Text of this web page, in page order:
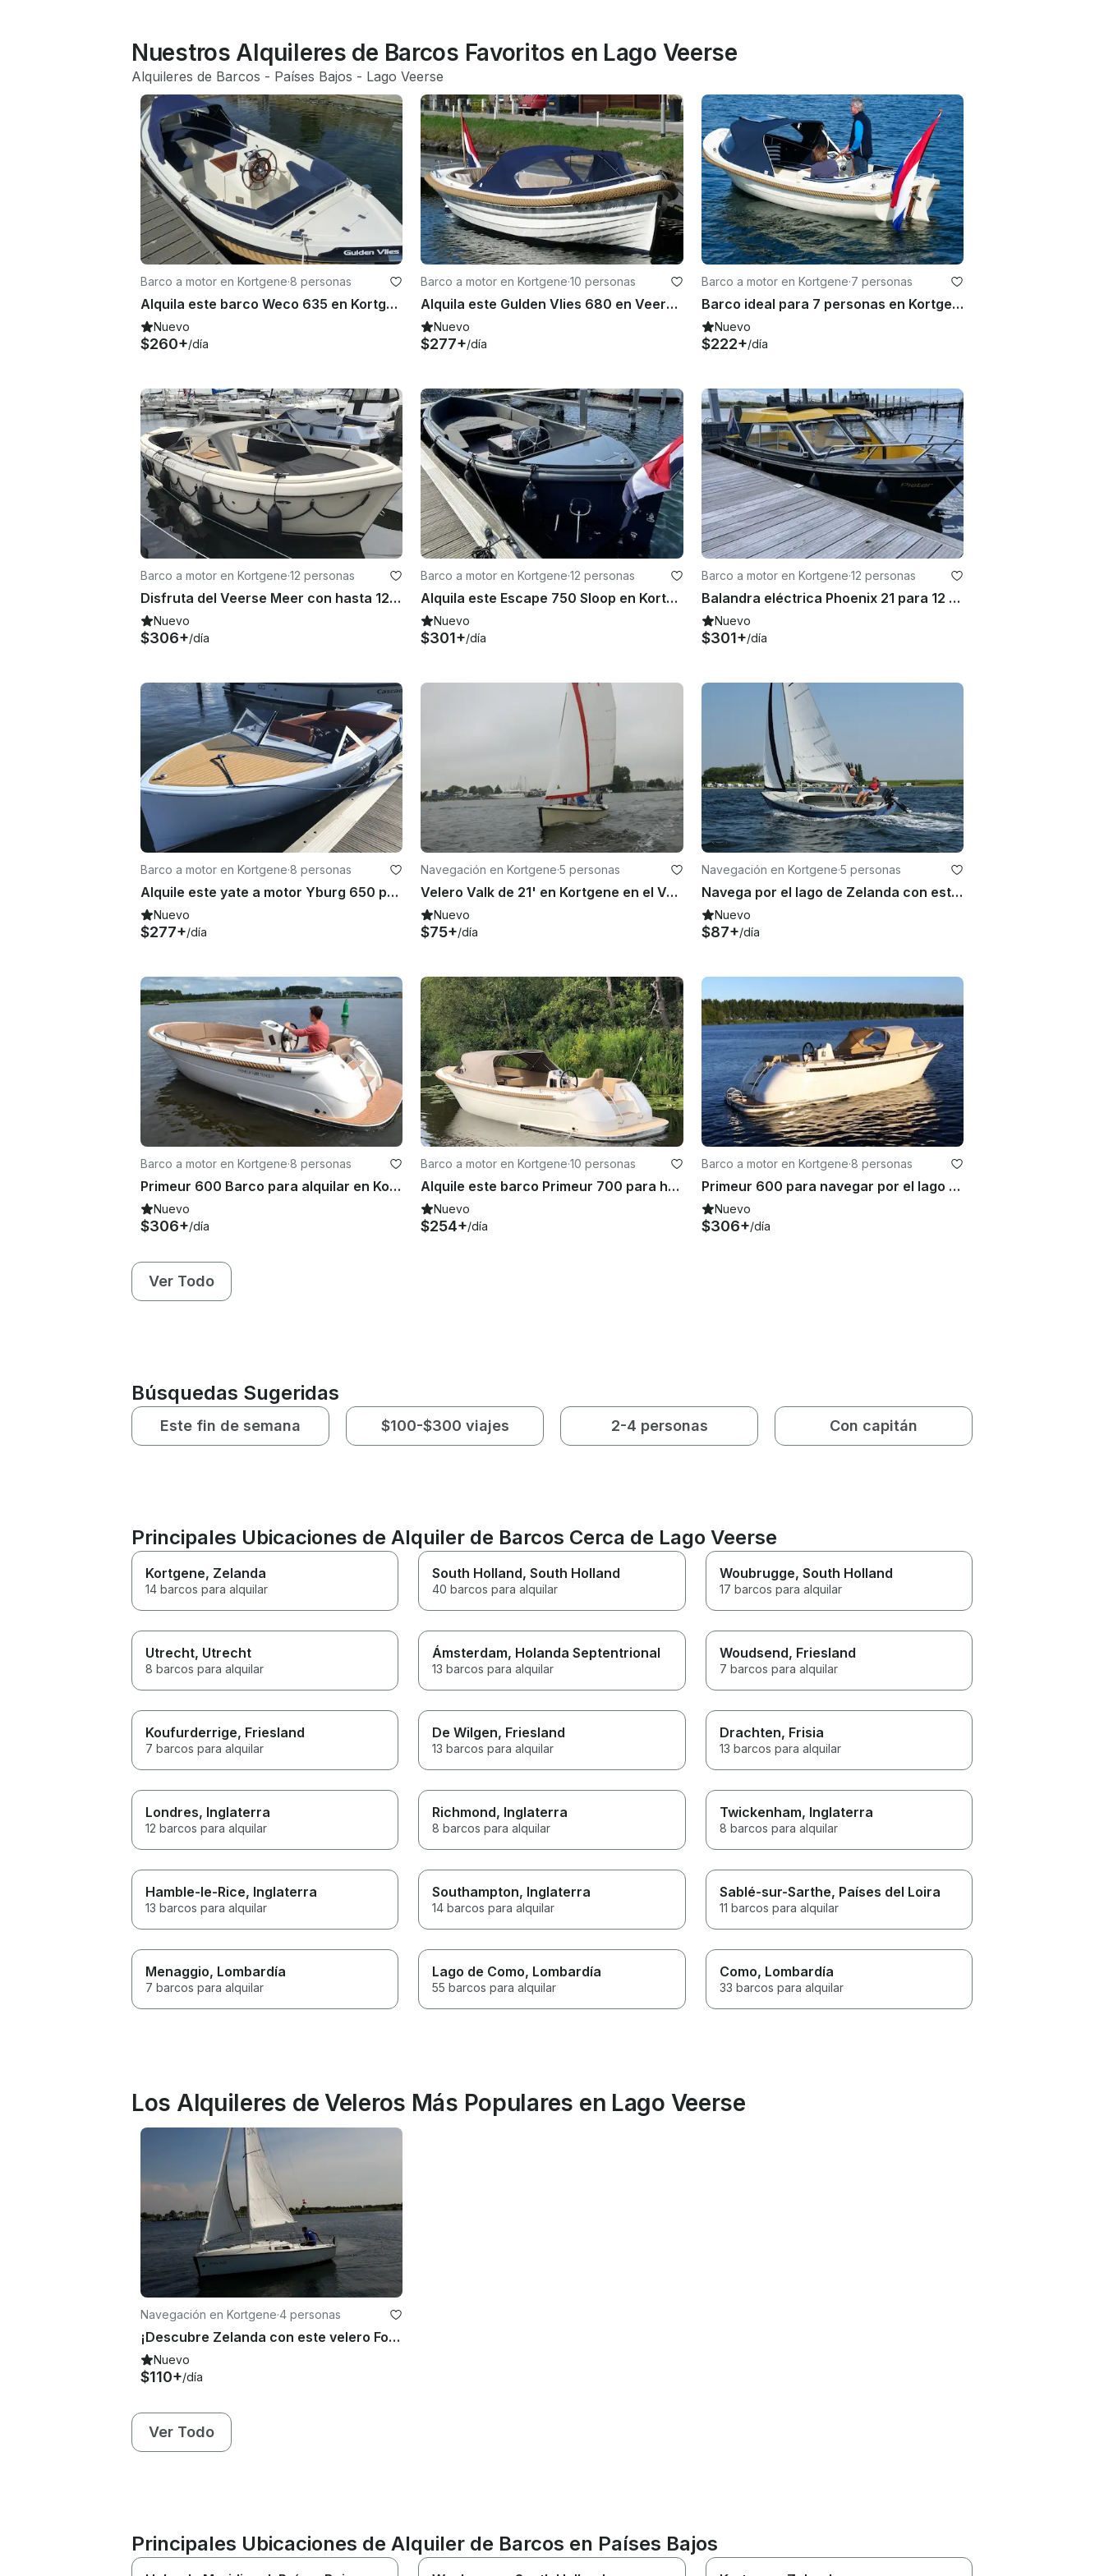
Nuestros Alquileres de Barcos Favoritos en Lago Veerse
Alquileres de Barcos - Países Bajos - Lago Veerse
Barco a motor en Kortgene·8 personas
Alquila este barco Weco 635 en Kortgene, Zelanda
Nuevo
$260+/día
Barco a motor en Kortgene·10 personas
Alquila este Gulden Vlies 680 en Veerse Meer en Zeeland
Nuevo
$277+/día
Barco a motor en Kortgene·7 personas
Barco ideal para 7 personas en Kortgene Zeeland
Nuevo
$222+/día
Barco a motor en Kortgene·12 personas
Disfruta del Veerse Meer con hasta 12 personas
Nuevo
$306+/día
Barco a motor en Kortgene·12 personas
Alquila este Escape 750 Sloop en Kortgene
Nuevo
$301+/día
Barco a motor en Kortgene·12 personas
Balandra eléctrica Phoenix 21 para 12 personas en Kortgene Zeeland
Nuevo
$301+/día
Barco a motor en Kortgene·8 personas
Alquile este yate a motor Yburg 650 para 8 personas en Zelanda
Nuevo
$277+/día
Navegación en Kortgene·5 personas
Velero Valk de 21' en Kortgene en el Veerse Meer
Nuevo
$75+/día
Navegación en Kortgene·5 personas
Navega por el lago de Zelanda con este velero Randmeer de 22 pies
Nuevo
$87+/día
Barco a motor en Kortgene·8 personas
Primeur 600 Barco para alquilar en Kortgene
Nuevo
$306+/día
Barco a motor en Kortgene·10 personas
Alquile este barco Primeur 700 para hasta 10 personas en Zelanda
Nuevo
$254+/día
Barco a motor en Kortgene·8 personas
Primeur 600 para navegar por el lago con hasta 8 personas
Nuevo
$306+/día
Ver Todo
Búsquedas Sugeridas
Este fin de semana $100-$300 viajes 2-4 personas Con capitán
Principales Ubicaciones de Alquiler de Barcos Cerca de Lago Veerse
Kortgene, Zelanda
14 barcos para alquilar
South Holland, South Holland
40 barcos para alquilar
Woubrugge, South Holland
17 barcos para alquilar
Utrecht, Utrecht
8 barcos para alquilar
Ámsterdam, Holanda Septentrional
13 barcos para alquilar
Woudsend, Friesland
7 barcos para alquilar
Koufurderrige, Friesland
7 barcos para alquilar
De Wilgen, Friesland
13 barcos para alquilar
Drachten, Frisia
13 barcos para alquilar
Londres, Inglaterra
12 barcos para alquilar
Richmond, Inglaterra
8 barcos para alquilar
Twickenham, Inglaterra
8 barcos para alquilar
Hamble-le-Rice, Inglaterra
13 barcos para alquilar
Southampton, Inglaterra
14 barcos para alquilar
Sablé-sur-Sarthe, Países del Loira
11 barcos para alquilar
Menaggio, Lombardía
7 barcos para alquilar
Lago de Como, Lombardía
55 barcos para alquilar
Como, Lombardía
33 barcos para alquilar
Los Alquileres de Veleros Más Populares en Lago Veerse
Navegación en Kortgene·4 personas
¡Descubre Zelanda con este velero Fox 22!
Nuevo
$110+/día
Ver Todo
Principales Ubicaciones de Alquiler de Barcos en Países Bajos